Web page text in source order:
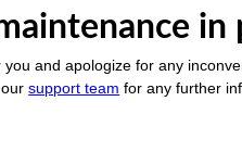
in
and apologize for any
oursupport team for any further